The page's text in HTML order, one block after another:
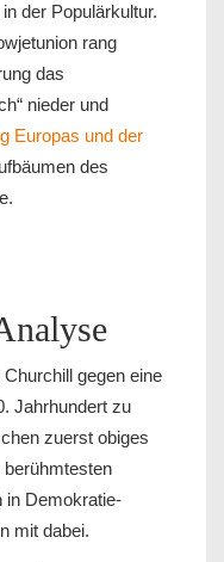
der Populärkultur.
rang
das
nieder und
Europas und der
des
gegen eine
Jahrhundert zu
zuerst obiges
in Demokratie-
mit dabei.